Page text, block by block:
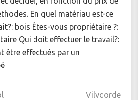
En quel matériau est-ce
bois Êtes-vous propriétaire ?:
Qui doit effectuer le travail?:
être effectués par un
Vilvoorde